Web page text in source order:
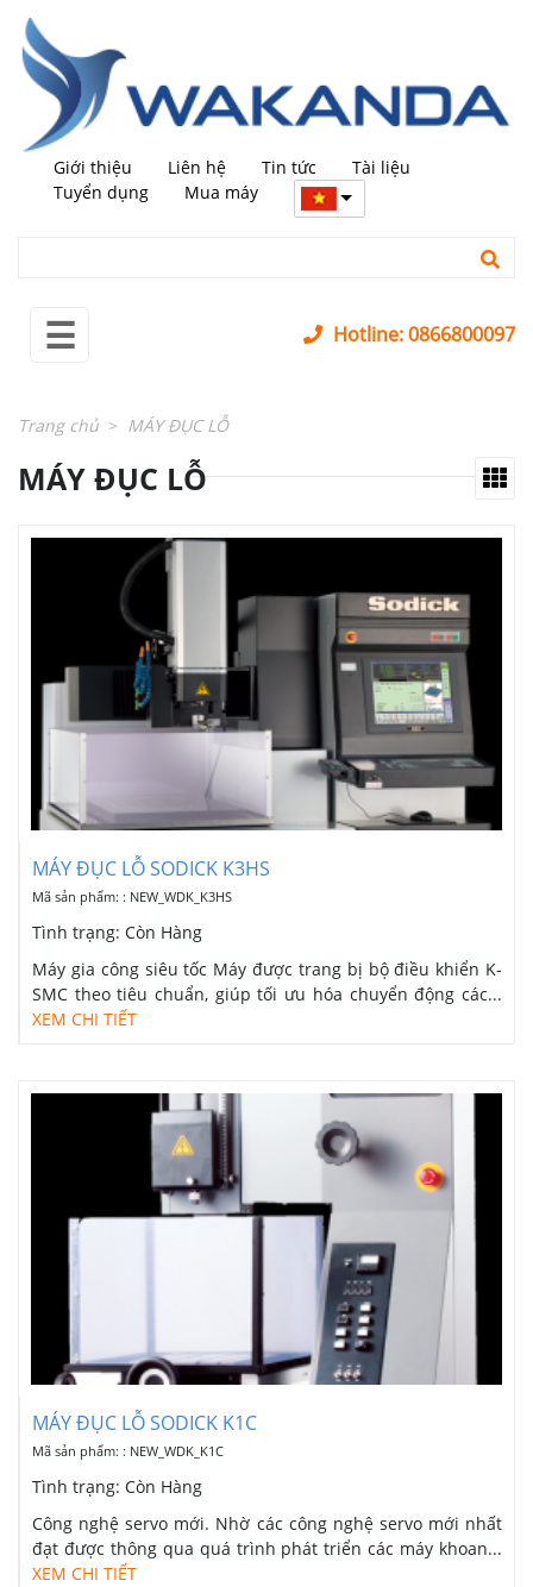
Giới thiệu Liên hệ Tin tức
Tài liệu
Tuyển dụng
Mua máy
Hotline: 0866800097
trở
MÁY
MỚI
+
MÁY
+
KIỆN
CHỮA
VỰC
☰
Trang chủ MÁY ĐỤC LỖ
MÁY ĐỤC LỖ
MÁY ĐỤC LỖ SODICK K3HS
Mã sản phẩm: : NEW_WDK_K3HS
Tình trạng: Còn Hàng
Máy gia công siêu tốc Máy được trang bị bộ điều khiển K-
SMC theo tiêu chuẩn, giúp tối ưu hóa chuyển động các...
XEM CHI TIẾT
MÁY ĐỤC LỖ SODICK K1C
Mã sản phẩm: : NEW_WDK_K1C
Tình trạng: Còn Hàng
Công nghệ servo mới. Nhờ các công nghệ servo mới nhất
đạt được thông qua quá trình phát triển các máy khoan...
XEM CHI TIẾT